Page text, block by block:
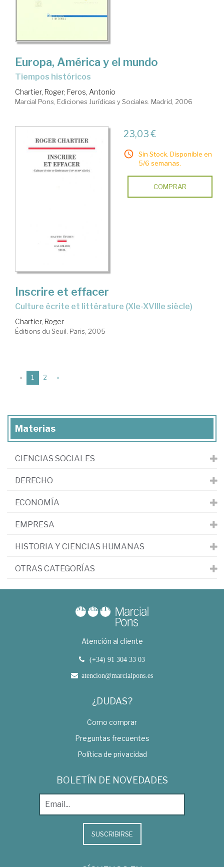
Europa, América y el mundo
Tiempos históricos
Chartier, Roger; Feros, Antonio
Marcial Pons, Ediciones Jurídicas y Sociales. Madrid, 2006
23,03 €
Sin Stock. Disponible en
5/6 semanas.
COMPRAR
Inscrire et effacer
culture écrite et littérature (XIe-XVIIIe siècle)
Chartier, Roger
Éditions du Seuil. Paris, 2005
« 1 (current)
2 »
Materias
CIENCIAS SOCIALES
DERECHO
ECONOMÍA
EMPRESA
HISTORIA Y CIENCIAS HUMANAS
OTRAS CATEGORÍAS
Atención al cliente
(+34) 91 304 33 03
atencion@marcialpons.es
¿DUDAS?
Como comprar
Preguntas frecuentes
Política de privacidad
BOLETÍN DE NOVEDADES
SUSCRIBIRSE